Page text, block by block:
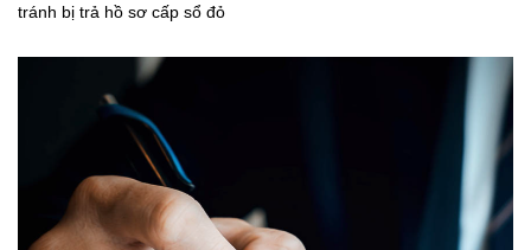
tránh bị trả hồ sơ cấp sổ đỏ